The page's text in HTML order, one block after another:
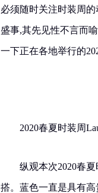
必须随时关注时装周
盛事,其先见性不言而
一下正在各地举行的
2020春夏时装周
纵观本次2020春
搭。蓝色一直是具有